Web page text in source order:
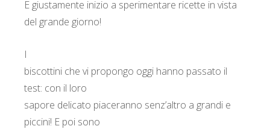
E giustamente inizio a sperimentare ricette in vista
del grande giorno!
I
biscottini che vi propongo oggi hanno passato il
test: con il loro
sapore delicato piaceranno senz’altro a grandi e
piccini! E poi sono